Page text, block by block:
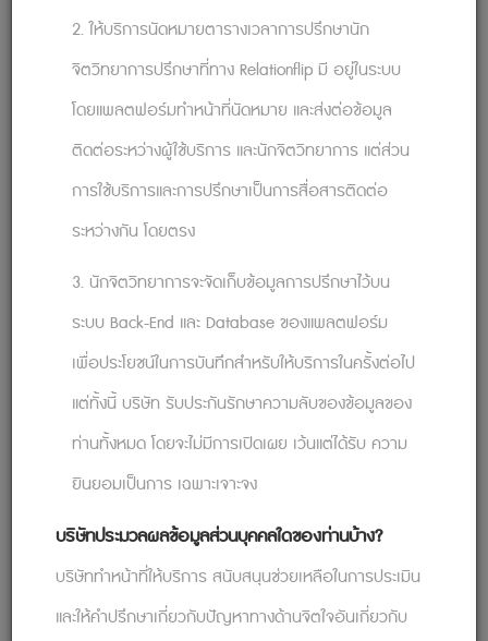
วลีเช่น “สิ่งที่ฉันได้ยินคือ…” ซึ่งแสดงให้เห็นว่าคุณกำลัง
ประมวลผลคำพูดของพวกเขาอยู่
7. ซักถามเพื่อให้ชัดเจน
เจาะลึกสิ่งที่พวกเขาแบ่งปัน แสวงหาคำชี้แจงใน
ประเด็นที่ไม่ชัดเจนซึ่งเป็นนามธรรมหรือต้องการราย
ละเอียดเพิ่มเติม การทำเช่นนี้แสดงให้เห็นถึงความสนใจ
และการมีส่วนร่วมอย่างแข็งขันของคุณในการสนทนา
นอกเหนือจากการสนทนาครั้งแรก
8. หลีกเลี่ยงการตัดสิน
คนเรามักกลัวที่จะแบ่งปัน เพราะไม่อยากถูก
ตัดสิน ดังนั้น ควรพูดคุยด้วยใจที่เปิดกว้าง และ
พยายามทำความเข้าใจมุมมองของผู้พูด
9. รับฟังอย่างใจเย็น
การแสดงความอ่อนแอเป็นเรื่องยากและไม่ใช่
เรื่องง่ายสำหรับใครหลายคน ปล่อยให้ผู้พูดได้
แสดงออก และหลีกเลี่ยงการเร่งรีบหรือตัดบท อย่าดู
นาฬิกาขณะที่เขาพูดเด็ดขาด
10. ยอมรับความเงียบ
2. ให้บริการนัดหมายตารางเวลาการปรึกษานัก
จิตวิทยาการปรึกษาที่ทาง Relationflip มี อยู่ในระบบ
โดยแพลตฟอร์มทำหน้าที่นัดหมาย และส่งต่อข้อมูล
ติดต่อระหว่างผู้ใช้บริการ และนักจิตวิทยาการ แต่ส่วน
การใช้บริการและการปรึกษาเป็นการสื่อสารติดต่อ
ระหว่างกัน โดยตรง
3. นักจิตวิทยาการจะจัดเก็บข้อมูลการปรึกษาไว้บน
ระบบ Back-End และ Database ของแพลตฟอร์ม
เพื่อประโยชน์ในการบันทึกสำหรับให้บริการในครั้งต่อไป
แต่ทั้งนี้ บริษัท รับประกันรักษาความลับของข้อมูลของ
ท่านทั้งหมด โดยจะไม่มีการเปิดเผย เว้นแต่ได้รับ ความ
ยินยอมเป็นการ เฉพาะเจาะจง
บริษัทประมวลผลข้อมูลส่วนบุคคลใดของท่านบ้าง?
บริษัททำหน้าที่ให้บริการ สนับสนุนช่วยเหลือในการประเมิน
และให้คำปรึกษาเกี่ยวกับปัญหาทางด้านจิตใจอันเกี่ยวกับ